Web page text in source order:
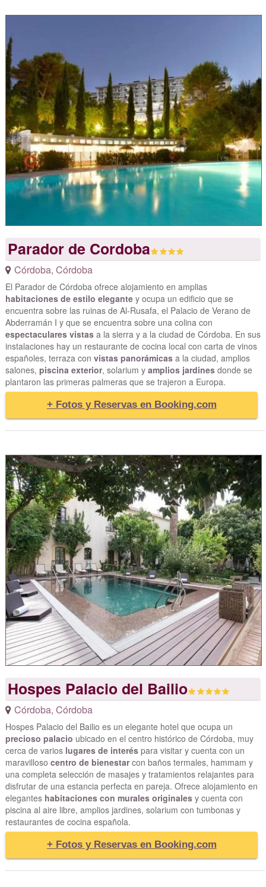
Parador de Cordoba
Córdoba, Córdoba
El Parador de Córdoba ofrece alojamiento en amplias
habitaciones de estilo elegantey ocupa un edificio que se
encuentra sobre las ruinas de Al-Rusafa, el Palacio de Verano de
Abderramán I y que se encuentra sobre una colina con
espectaculares vistasa la sierra y a la ciudad de Córdoba. En sus
instalaciones hay un restaurante de cocina local con carta de vinos
españoles, terraza con vistas panorámicasa la ciudad, amplios
salones, piscina exterior, solarium y amplios jardinesdonde se
plantaron las primeras palmeras que se trajeron a Europa.
+ Fotos y Reservas en Booking.com
Hospes Palacio del Bailio
Córdoba, Córdoba
Hospes Palacio del Bailio es un elegante hotel que ocupa un
precioso palacio ubicado en el centro histórico de Córdoba, muy
cerca de varios lugares de interéspara visitar y cuenta con un
maravilloso centro de bienestarcon baños termales, hammam y
una completa selección de masajes y tratamientos relajantes para
disfrutar de una estancia perfecta en pareja. Ofrece alojamiento en
elegantes habitaciones con murales originalesy cuenta con
piscina al aire libre, amplios jardines, solarium con tumbonas y
restaurantes de cocina española.
+ Fotos y Reservas en Booking.com